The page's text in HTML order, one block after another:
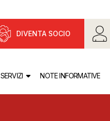
DIVENTA SOCIO
SERVIZI NOTE INFORMATIVE